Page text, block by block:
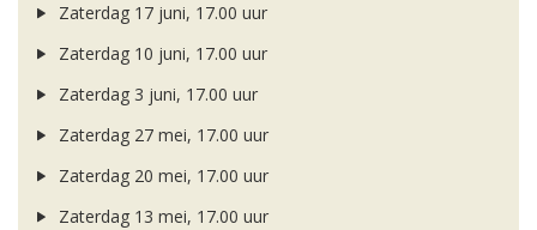
Zaterdag 17 juni, 17.00 uur
Zaterdag 10 juni, 17.00 uur
Zaterdag 3 juni, 17.00 uur
Zaterdag 27 mei, 17.00 uur
Zaterdag 20 mei, 17.00 uur
Zaterdag 13 mei, 17.00 uur